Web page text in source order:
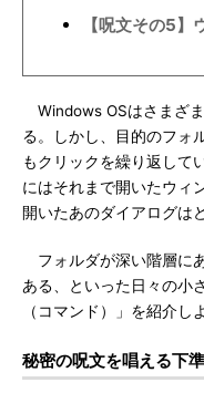
【呪文その5
Windows OSはさまざ
る。しかし、目的のフォ
もクリックを繰り返し
にはそれまで開いたウィ
開いたあのダイアログは
フォルダが深い階層に
ある、といった日々の小
（コマンド）」を紹介し
秘密の呪文を唱える下